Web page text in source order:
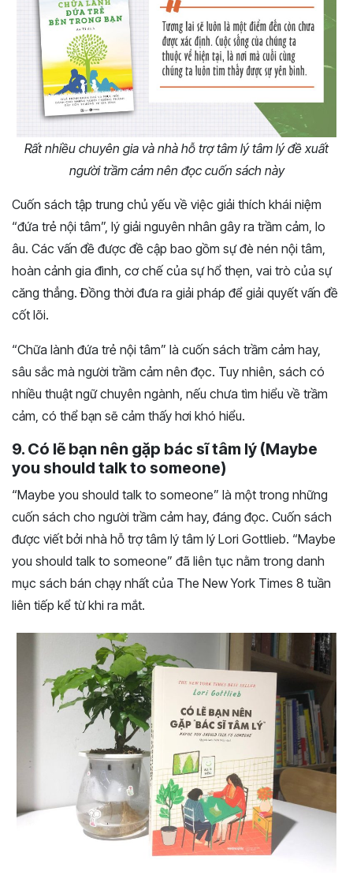
Rất nhiều chuyên gia và nhà hỗ trợ tâm lý tâm lý đề xuất
người trầm cảm nên đọc cuốn sách này
Cuốn sách tập trung chủ yếu về việc giải thích khái niệm
“đứa trẻ nội tâm”, lý giải nguyên nhân gây ra trầm cảm, lo
âu. Các vấn đề được đề cập bao gồm sự đè nén nội tâm,
hoàn cảnh gia đình, cơ chế của sự hổ thẹn, vai trò của sự
căng thẳng. Đồng thời đưa ra giải pháp để giải quyết vấn đề
cốt lõi.
“Chữa lành đứa trẻ nội tâm” là cuốn sách trầm cảm hay,
sâu sắc mà người trầm cảm nên đọc. Tuy nhiên, sách có
nhiều thuật ngữ chuyên ngành, nếu chưa tìm hiểu về trầm
cảm, có thể bạn sẽ cảm thấy hơi khó hiểu.
9. Có lẽ bạn nên gặp bác sĩ tâm lý (Maybe
you should talk to someone)
“Maybe you should talk to someone” là một trong những
cuốn sách cho người trầm cảm hay, đáng đọc. Cuốn sách
được viết bởi nhà hỗ trợ tâm lý tâm lý Lori Gottlieb. “Maybe
you should talk to someone” đã liên tục nằm trong danh
mục sách bán chạy nhất của The New York Times 8 tuần
liên tiếp kể từ khi ra mắt.